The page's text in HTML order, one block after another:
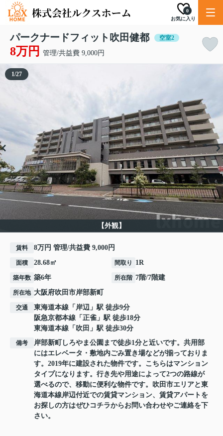
お気に入り
0
パークナードフィット吹田健都 空室2
8万円 管理/共益費 9,000円
【外観】
1/27
賃料 8万円 管理/共益費 9,000円
面積 28.68㎡ 間取り 1R
築年数 築6年 所在階 7階/7階建
所在地 大阪府吹田市岸部新町
交通 東海道本線 「 岸辺 」駅 徒歩9分
阪急京都本線 「 正雀 」駅 徒歩18分
東海道本線 「 吹田 」駅 徒歩30分
備考
岸部新町しろやま公園まで徒歩1分と近いです。共用部
にはエレベータ・敷地内ごみ置き場などが揃っておりま
す。2019年に建設された物件です。こちらはマンション
タイプになります。行き先や用途によって2つの路線が
選べるので、移動に便利な物件です。吹田市エリアと東
海道本線岸辺付近での賃貸マンション、賃貸アパートを
お探しの方はぜひコチラからお問い合わせやご連絡を下
さい。